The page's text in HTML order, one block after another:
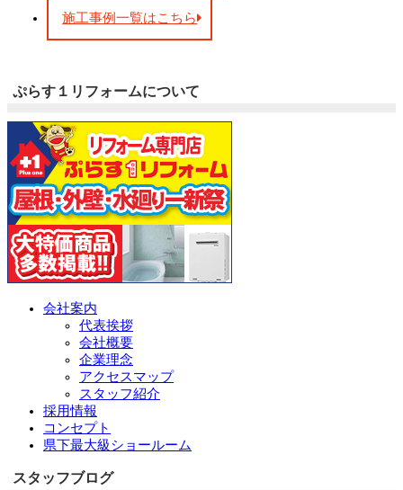
施工事例一覧はこちら
ぷらす１リフォームについて
会社案内
代表挨拶
会社概要
企業理念
アクセスマップ
スタッフ紹介
採用情報
コンセプト
県下最大級ショールーム
スタッフブログ